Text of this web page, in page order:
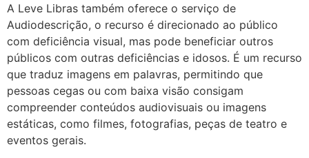
A Leve Libras também oferece o serviço de
Audiodescrição, o recurso é direcionado ao público
com deficiência visual, mas pode beneficiar outros
públicos com outras deficiências e idosos. É um recurso
que traduz imagens em palavras, permitindo que
pessoas cegas ou com baixa visão consigam
compreender conteúdos audiovisuais ou imagens
estáticas, como filmes, fotografias, peças de teatro e
eventos gerais.